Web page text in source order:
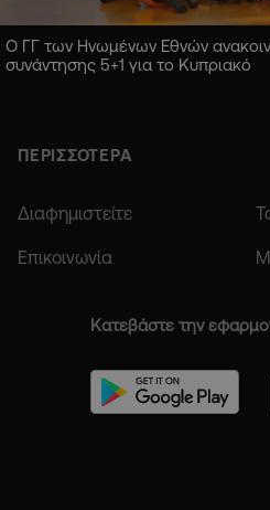
Ο ΓΓ των Ηνωμένων Εθνών
συνάντησης 5+1 για το Κυπριακό
ΠΕΡΙΣΣΟΤΕΡΑ
Διαφημιστείτε
Επικοινωνία
Κατεβάστε την